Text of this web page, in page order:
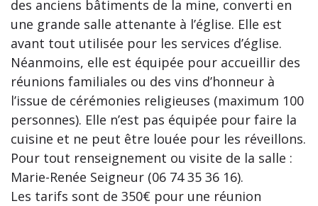
des anciens bâtiments de la mine, converti en
une grande salle attenante à l’église. Elle est
avant tout utilisée pour les services d’église.
Néanmoins, elle est équipée pour accueillir des
réunions familiales ou des vins d’honneur à
l’issue de cérémonies religieuses (maximum 100
personnes). Elle n’est pas équipée pour faire la
cuisine et ne peut être louée pour les réveillons.
Pour tout renseignement ou visite de la salle :
Marie-Renée Seigneur (06 74 35 36 16).
Les tarifs sont de 350€ pour une réunion